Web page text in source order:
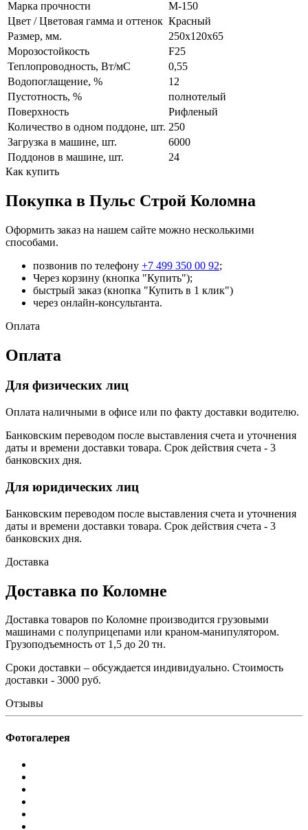
Марка прочности
М-150
Цвет / Цветовая гамма и оттенок Красный
Размер, мм.
250х120х65
Морозостойкость
F25
Теплопроводность, Вт/мC
0,55
Водопоглащение, %
12
Пустотность, %
полнотелый
Поверхность
Рифленый
Количество в одном поддоне, шт. 250
Загрузка в машине, шт.
6000
Поддонов в машине, шт.
24
Как купить
Покупка в Пульс Строй Коломна
Оформить заказ на нашем сайте можно несколькими
способами.
позвонив по телефону +7 499 350 00 92;
Через корзину (кнопка "Купить");
быстрый заказ (кнопка "Купить в 1 клик")
через онлайн-консультанта.
Оплата
Оплата
Для физических лиц
Оплата наличными в офисе или по факту доставки водителю.
Банковским переводом после выставления счета и уточнения
даты и времени доставки товара. Срок действия счета - 3
банковских дня.
Для юридических лиц
Банковским переводом после выставления счета и уточнения
даты и времени доставки товара. Срок действия счета - 3
банковских дня.
Доставка
Доставка по Коломне
Доставка товаров по Коломне производится грузовыми
машинами с полуприцепами или краном-манипулятором.
Грузоподъемность от 1,5 до 20 тн.
Сроки доставки – обсуждается индивидуально. Стоимость
доставки - 3000 руб.
Отзывы
Фотогалерея